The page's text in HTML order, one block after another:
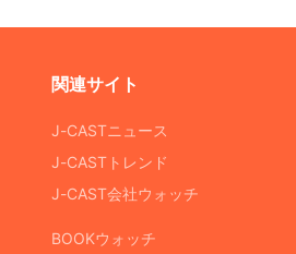
関連サイト
J-CASTニュース
J-CASTトレンド
J-CAST会社ウォッチ
BOOKウォッチ